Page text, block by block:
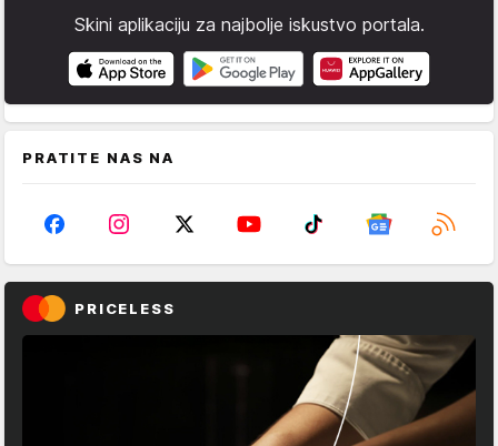
Skini aplikaciju za najbolje iskustvo portala.
PRATITE NAS NA
PRICELESS